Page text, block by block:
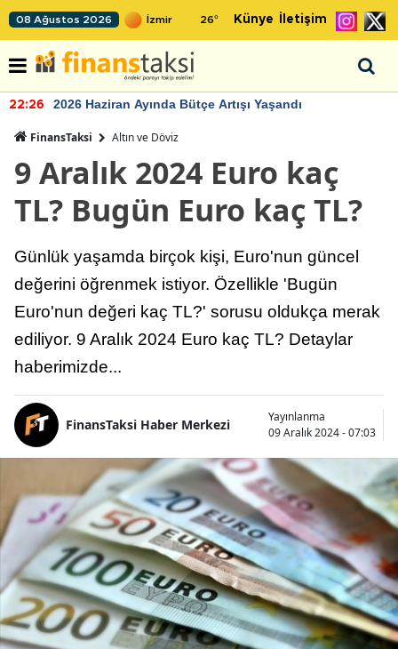
08 Ağustos 2026 26° Künye İletişim
22:26 2026 Haziran Ayında Bütçe Artışı Yaşandı
FinansTaksi Altın ve Döviz
9 Aralık 2024 Euro kaç
TL? Bugün Euro kaç TL?
Günlük yaşamda birçok kişi, Euro'nun güncel
değerini öğrenmek istiyor. Özellikle 'Bugün
Euro'nun değeri kaç TL?' sorusu oldukça merak
ediliyor. 9 Aralık 2024 Euro kaç TL? Detaylar
haberimizde...
FinansTaksi Haber Merkezi
Yayınlanma
09 Aralık 2024 - 07:03